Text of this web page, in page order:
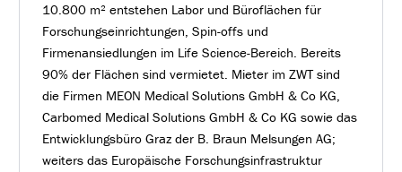
10.800 m² entstehen Labor und Büroflächen für
Forschungseinrichtungen, Spin-offs und
Firmenansiedlungen im Life Science-Bereich. Bereits
90% der Flächen sind vermietet. Mieter im ZWT sind
die Firmen MEON Medical Solutions GmbH & Co KG,
Carbomed Medical Solutions GmbH & Co KG sowie das
Entwicklungsbüro Graz der B. Braun Melsungen AG;
weiters das Europäische Forschungsinfrastruktur